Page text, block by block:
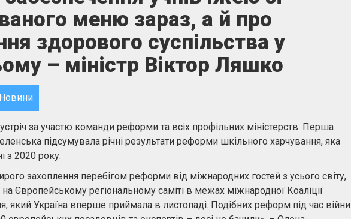
меню зараз, а й про
здорового суспільства у
– міністр Віктор Ляшко
Новини
за участю команди реформи та всіх профільних міністерств. Перша
підсумувала річні результати реформи шкільного харчування, яка
з 2020 року.
захоплення перебігом реформи від міжнародних гостей з усього світу,
на Європейському регіональному саміті в межах міжнародної Коаліції
який Україна вперше приймала в листопаді. Подібних реформ під час війни